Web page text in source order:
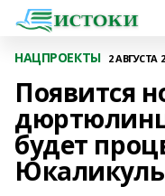
НАЦПРОЕКТЫ 2 АВГУСТА
Появится
будет
Юкаликуль